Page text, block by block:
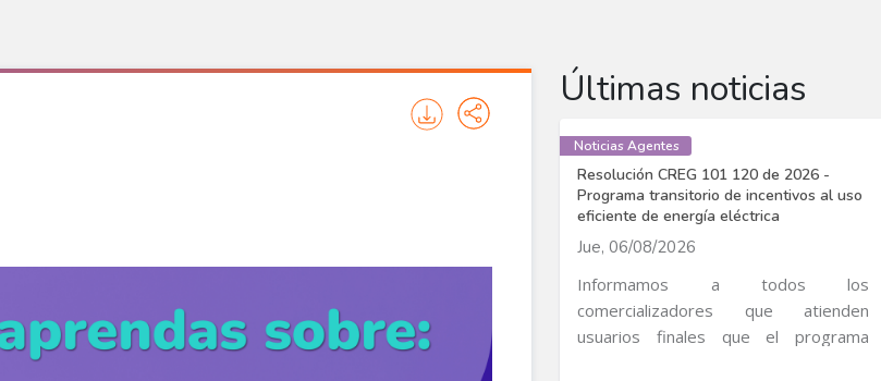
Últimas noticias
Noticias Agentes
Resolución CREG 101 120 de 2026 -
Programa transitorio de incentivos al uso
eficiente de energía eléctrica
Jue, 06/08/2026
Informamos a todos los
comercializadores que atienden
usuarios finales que el programa